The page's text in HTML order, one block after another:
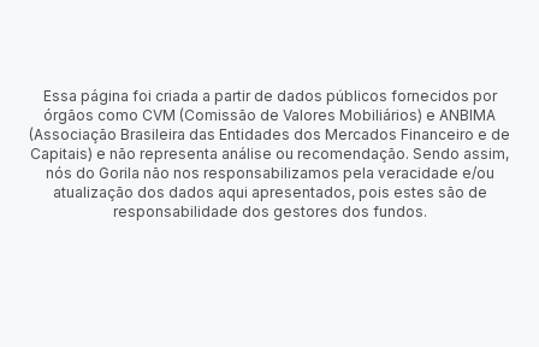
Essa página foi criada a partir de dados públicos fornecidos por
órgãos como CVM (Comissão de Valores Mobiliários) e ANBIMA
(Associação Brasileira das Entidades dos Mercados Financeiro e de
Capitais) e não representa análise ou recomendação. Sendo assim,
nós do Gorila não nos responsabilizamos pela veracidade e/ou
atualização dos dados aqui apresentados, pois estes são de
responsabilidade dos gestores dos fundos.